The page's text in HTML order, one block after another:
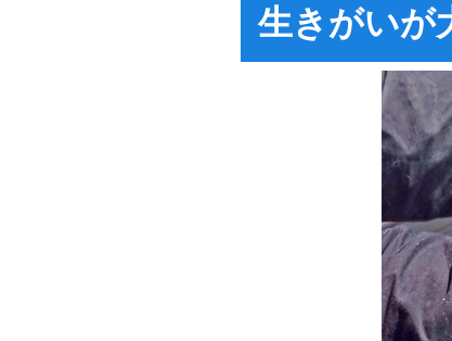
生きがいが